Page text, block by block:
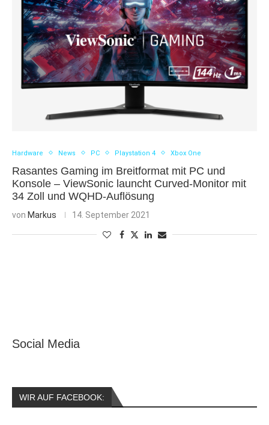
Hardware News PC Playstation 4 Xbox One
Rasantes Gaming im Breitformat mit PC und
Konsole – ViewSonic launcht Curved-Monitor mit
34 Zoll und WQHD-Auflösung
von Markus 14. September 2021
Social Media
WIR AUF FACEBOOK: